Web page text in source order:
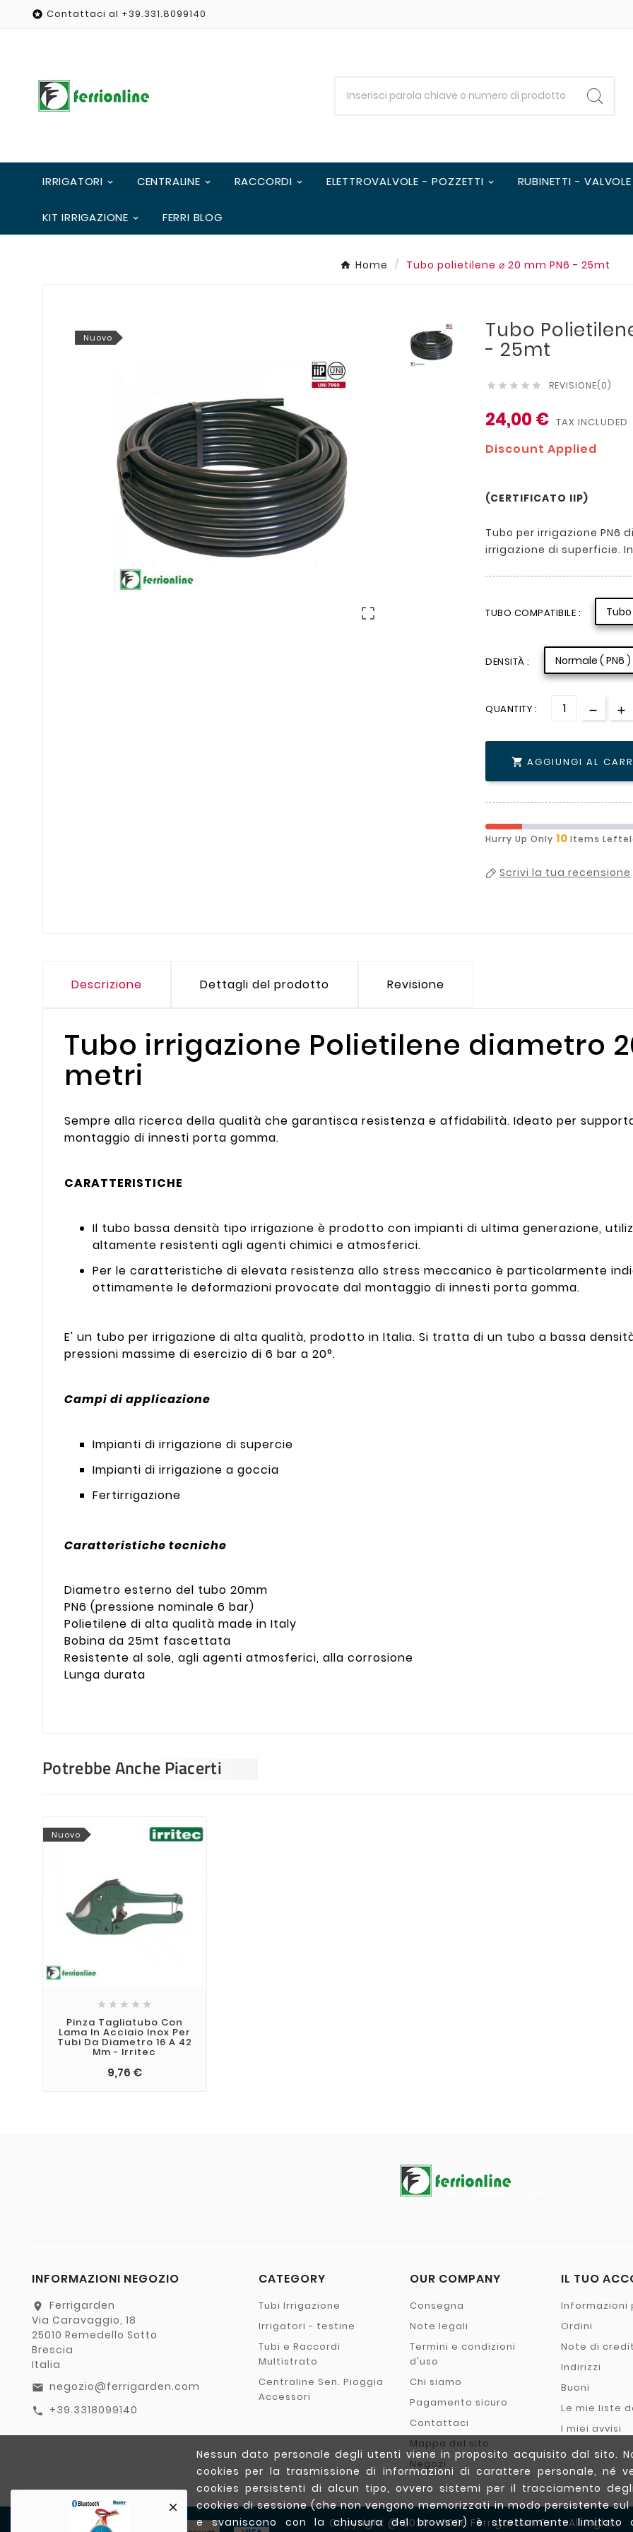
Nessun dato personale degli utenti viene in proposito acquisito dal sito.
cookies per la trasmissione di informazioni di carattere personale, né
cookies persistenti di alcun tipo, ovvero sistemi per il tracciamento
cookies di sessione (che non vengono memorizzati in modo persistente
e svaniscono con la chiusura del browser) è strettamente limitato

 Contattaci al +39.331.8099140
IRRIGATORI CENTRALINE RACCORDI ELETTROVALVOLE - POZZETTI RUBINETTI - VALVOLE
KIT IRRIGAZIONE FERRI BLOG
Home Tubo polietilene ⌀ 20 mm PN6 - 25mt
Nuovo

Tubo
- 25mt
     REVISIONE(0)
24,00 € TAX INCLUDED
Discount Applied
(CERTIFICATO IIP)
Tubo per irrigazione PN6
irrigazione di superficie.
TUBO COMPATIBILE :
DENSITÀ : Normale ( PN6 )
QUANTITY :
 AGGIUNGI AL
Hurry Up Only 10 Items
Scrivi la tua recensione
Descrizione Dettagli del prodotto Revisione
Tubo irrigazione Polietilene diametro
metri
Sempre alla ricerca della qualità che garantisca resistenza e affidabilità. Ideato per
montaggio di innesti porta gomma.
CARATTERISTICHE
Il tubo bassa densità tipo irrigazione è prodotto con impianti di ultima generazione,
altamente resistenti agli agenti chimici e atmosferici.
Per le caratteristiche di elevata resistenza allo stress meccanico è particolarmente
ottimamente le deformazioni provocate dal montaggio di innesti porta gomma.
E' un tubo per irrigazione di alta qualità, prodotto in Italia. Si tratta di un tubo a bassa
pressioni massime di esercizio di 6 bar a 20°.
Campi di applicazione
Impianti di irrigazione di supercie
Impianti di irrigazione a goccia
Fertirrigazione
Caratteristiche tecniche
Diametro esterno del tubo 20mm
PN6 (pressione nominale 6 bar)
Polietilene di alta qualità made in Italy
Bobina da 25mt fascettata
Resistente al sole, agli agenti atmosferici, alla corrosione
Lunga durata
Potrebbe Anche Piacerti
Nuovo
    
Pinza Tagliatubo Con
Lama In Acciaio Inox Per
Tubi Da Diametro 16 A 42
Mm - Irritec
9,76 €
INFORMAZIONI NEGOZIO
location_on
Ferrigarden
Via Caravaggio, 18
25010 Remedello Sotto
Brescia
Italia
email negozio@ferrigarden.com
call +39.3318099140
CATEGORY
Tubi Irrigazione
Irrigatori - testine
Tubi e Raccordi
Multistrato
Centraline Sen. Pioggia
Accessori
OUR COMPANY
Consegna
Note legali
Termini e condizioni
d'uso
Chi siamo
Pagamento sicuro
Contattaci
Mappa del sito
Negozi
IL TUO
Informazioni
Ordini
Note di
Indirizzi
Buoni
Le mie liste
I miei avvisi
Copyright @ 2020 - 2026 Ferrigarden.com All Rights